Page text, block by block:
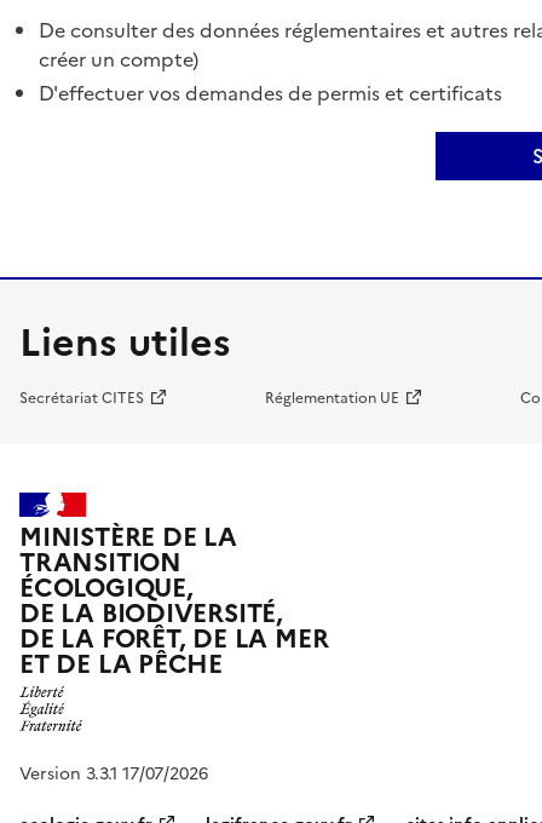
De consulter des données réglementaires et autres
créer un compte)
D'effectuer vos demandes de permis et certificats
Liens utiles
Secrétariat CITES Réglementation UE
MINISTÈRE DE LA
TRANSITION
ÉCOLOGIQUE,
DE LA BIODIVERSITÉ,
DE LA FORÊT, DE LA MER
ET DE LA PÊCHE
Version 3.3.1 17/07/2026